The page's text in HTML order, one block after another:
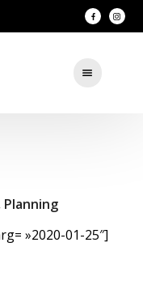
Planning
»2020-01-25″]